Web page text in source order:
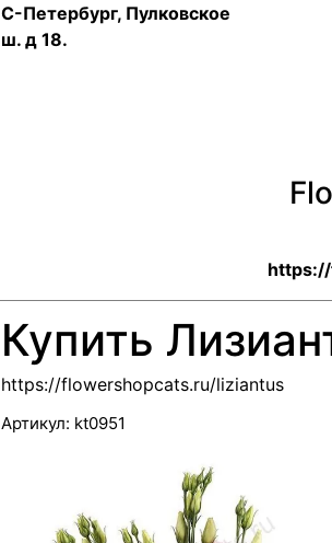
С-Петербург, Пулковское
ш. д 18.
Купить
https://flowershopcats.ru/liziantus
Артикул: kt0951